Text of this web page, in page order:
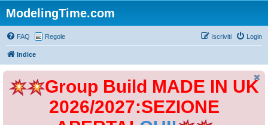
ModelingTime.com
FAQ Regole Login
Iscriviti
Indice
Group Build MADE IN UK
2026/2027:SEZIONE